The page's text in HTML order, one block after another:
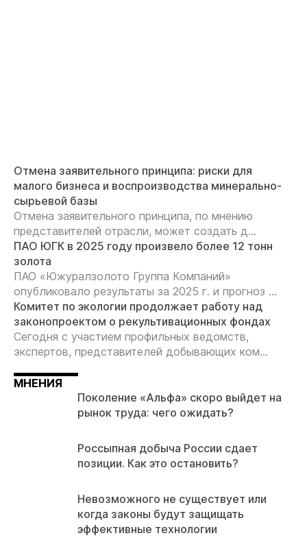
Отмена заявительного принципа: риски для
малого бизнеса и воспроизводства минерально-
сырьевой базы
Отмена заявительного принципа, по мнению
представителей отрасли, может создать д...
ПАО ЮГК в 2025 году произвело более 12 тонн
золота
ПАО «Южуралзолото Группа Компаний»
опубликовало результаты за 2025 г. и прогноз ...
Комитет по экологии продолжает работу над
законопроектом о рекультивационных фондах
Сегодня с участием профильных ведомств,
экспертов, представителей добывающих ком...
МНЕНИЯ
Поколение «Альфа» скоро выйдет на
рынок труда: чего ожидать?
Россыпная добыча России сдает
позиции. Как это остановить?
Невозможного не существует или
когда законы будут защищать
эффективные технологии